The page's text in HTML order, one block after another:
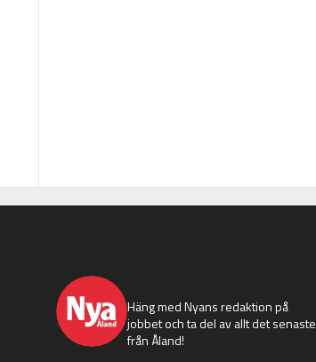
Häng med Nyans redaktion på
jobbet och ta del av allt det senaste
från Åland!